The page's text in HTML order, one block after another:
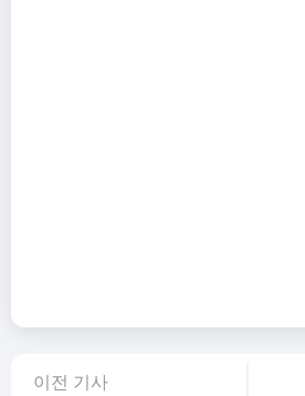
이전 기사